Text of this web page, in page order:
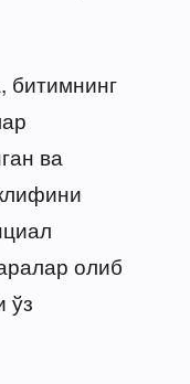
битимнинг
ва
олиб
ўз